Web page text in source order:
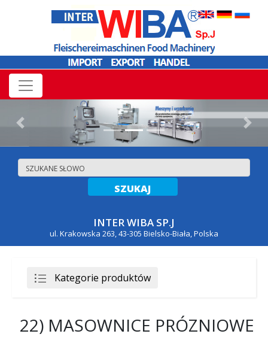
Previous
INTER WIBA SP.J
ul. Krakowska 263, 43-305 Bielsko-Biała, Polska
Kategorie produktów
22) MASOWNICE PRÓZNIOWE